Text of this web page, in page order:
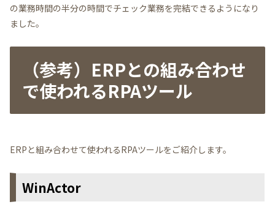
の業務時間の半分の時間でチェック業務を完結できるようになり
ました。
（参考）ERPとの組み合わせ
で使われるRPAツール
ERPと組み合わせて使われるRPAツールをご紹介します。
WinActor